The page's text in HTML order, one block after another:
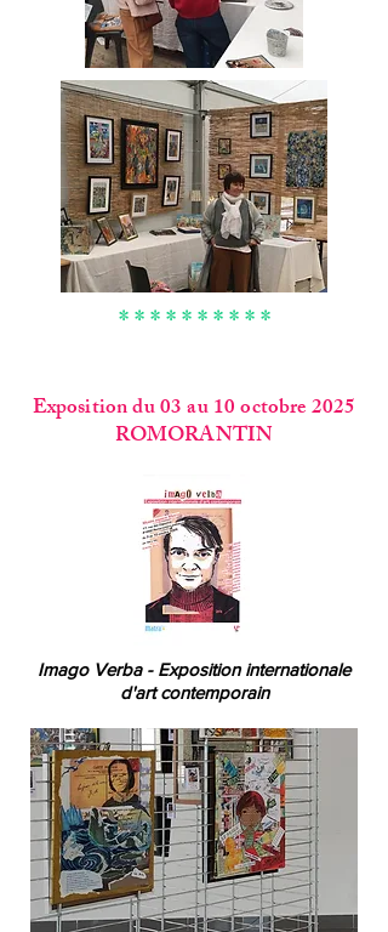
* * * * * * * * * *
Exposition du 03 au 10 octobre 2025
ROMORANTIN
Imago Verba - Exposition internationale
d'art contemporain